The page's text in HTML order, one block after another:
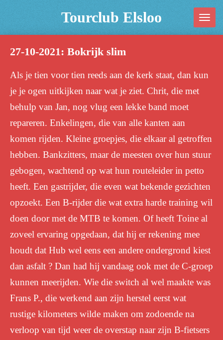
de
Tourclub Elsloo
27-10-2021: Bokrijk slim
Als je tien voor tien reeds aan de kerk staat, dan kun
je je ogen uitkijken naar wat je ziet. Chrit, die met
behulp van Jan, nog vlug een lekke band moet
repareren. Enkelingen, die van alle kanten aan
komen rijden. Kleine groepjes, die elkaar al getroffen
hebben. Bankzitters, maar de meesten over hun stuur
gebogen, wachtend op wat hun routeleider in petto
heeft. Een gastrijder, die even wat bekende gezichten
opzoekt. Een B-rijder die wat extra harde training wil
doen door met de MTB te komen. Of heeft Toine al
zoveel ervaring opgedaan, dat hij er rekening mee
houdt dat Hub wel eens een andere ondergrond kiest
dan asfalt ? Dan had hij vandaag ook met de C-groep
kunnen meerijden. Wie die switch al wel maakte was
Frans P., die werkend aan zijn herstel eerst wat
rustige kilometers wilde maken om zodoende na
verloop van tijd weer de overstap naar zijn B-fietsers